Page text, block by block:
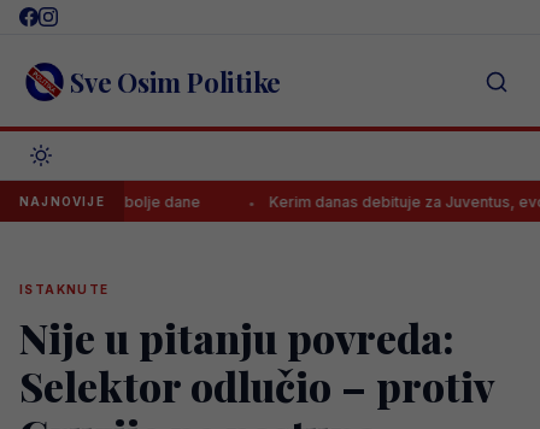
Skip
content Sve Osim Politike
NAJNOVIJE
najavio bolje dane Kerim danas debituje za Juventus, evo gdje
ISTAKNUTE
Nije u pitanju povreda:
Selektor odlučio – protiv